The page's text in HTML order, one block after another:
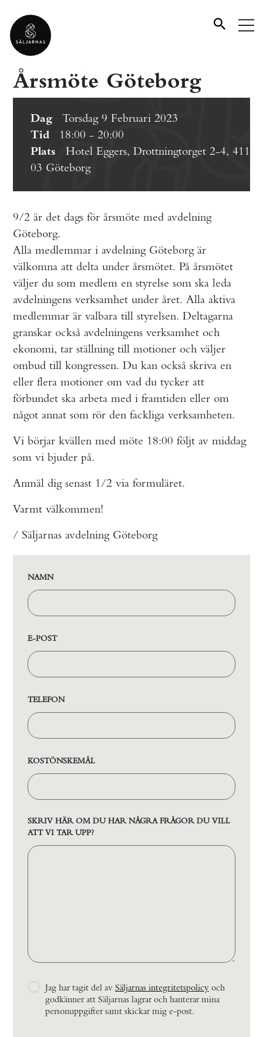
Årsmöte Göteborg
Dag
Torsdag 9 Februari 2023
Tid
18:00 - 20:00
Plats
Hotel Eggers, Drottningtorget 2-4, 411
03 Göteborg
9/2 är det dags för årsmöte med avdelning
Göteborg.
Alla medlemmar i avdelning Göteborg är
välkomna att delta under årsmötet. På årsmötet
väljer du som medlem en styrelse som ska leda
avdelningens verksamhet under året. Alla aktiva
medlemmar är valbara till styrelsen. Deltagarna
granskar också avdelningens verksamhet och
ekonomi, tar ställning till motioner och väljer
ombud till kongressen. Du kan också skriva en
eller flera motioner om vad du tycker att
förbundet ska arbeta med i framtiden eller om
något annat som rör den fackliga verksamheten.
Vi börjar kvällen med möte 18:00 följt av middag
som vi bjuder på.
Anmäl dig senast 1/2 via formuläret.
Varmt välkommen!
/ Säljarnas avdelning Göteborg
NAMN
E-POST
TELEFON
KOSTÖNSKEMÅL
SKRIV HÄR OM DU HAR NÅGRA FRÅGOR DU VILL
ATT VI TAR UPP?
Jag har tagit del av Säljarnas integritetspolicy och
godkänner att Säljarnas lagrar och hanterar mina
personuppgifter samt skickar mig e-post.